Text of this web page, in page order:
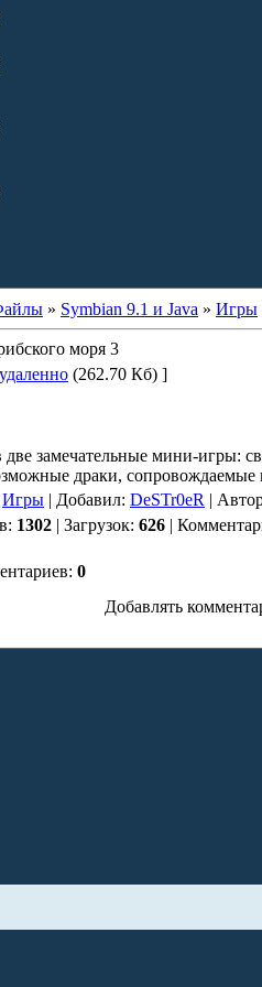
» Symbian 9.1 и Java » Игры
моря 3
(262.70 Кб) ]
две замечательные мини-игры:
драки,
Игры | Добавил: DeSTr0eR |
1302 | Загрузок: 626 |
0
Добавлять